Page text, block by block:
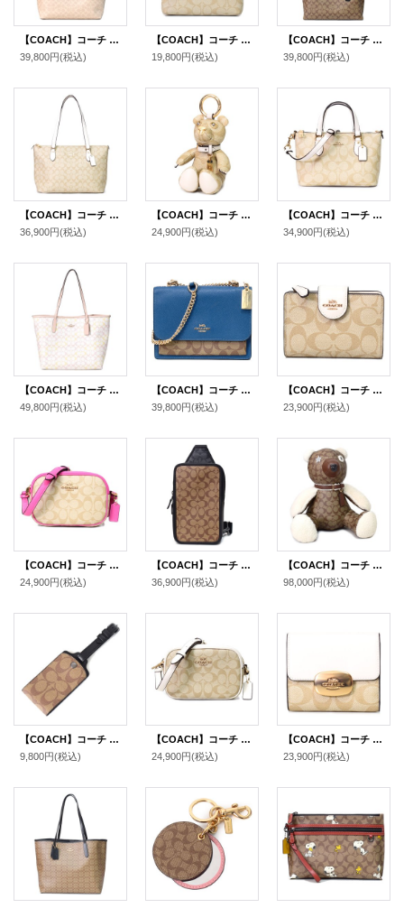
【COACH】コーチ バッグ コーティングキャンバス レザー シグネチャー ロゴ シティ トートバッグ サンド×チャーク〔日本未発売〕
39,800円(税込)
【COACH】コーチ コーティングキャンバス レザー シグネチャー ミニ ローワン ファイル バッグ クロスボディ 斜めがけ ショルダーバッグ ライトカーキ×チャーク〔日本未発売〕
19,800円(税込)
【COACH】コーチ コーティングキャンバス スムースレザー シグネチャー モリー トートバッグ カーキ×ブラック〔日本未発売〕
39,800円(税込)
【COACH】コーチ コーティングキャンバス レザー シグネチャー ギャラリー ジップ トートバッグ ライトカーキ×チャーク〔日本未発売〕
36,900円(税込)
【COACH】コーチ コーティングキャンバス レザー シグネチャー テディ ベアー くま 熊 バッグチャーム キーリング キーホルダー ライトカーキ×チャーク（日本未発売）
24,900円(税込)
【COACH】コーチ コーティングキャンバス レザー シグネチャー ミニ ギャラリー 2WAY クロスボディ ショルダー ハンドバッグ ライトカーキ×チャーク（日本未発売）
34,900円(税込)
【COACH】コーチ バッグ トート コーティングキャンバス レザー シグネチャー ロゴ シティ トートバッグ チャーク×ピンク〔日本未発売〕
49,800円(税込)
【COACH】コーチ クロスグレインレザー コーティングキャンバス シグネチャー クレア チェーン クロスボディ 2way 斜め掛け ショルダー バッグ カーキ×ディープアトランティック（日本未発売）
39,800円(税込)
【COACH】コーチ コーティングキャンバス スムースレザー シグネチャー ミディアム コーナー ジップ ウォレット 二つ折り財布 ライトカーキ×チャーク（日本未発売）
23,900円(税込)
【COACH】コーチ コーティングキャンバス レザー シグネチャー ミニ カメラバッグ クロスボディー ショルダーバッグ ライトカーキ×ペチュニア（日本未発売）
24,900円(税込)
【COACH】コーチ メンズ コーティングキャンバス レザー シグネチャー サリバン パック ワンショルダー バックパック ボディバッグ カーキ×チャコール〔日本未発売〕
36,900円(税込)
【COACH】コーチ コーティングキャンバス ぺブルレザー スムースレザー シアリング 羊毛 シグネチャー テディベア ぬいぐるみ カーキ〔日本未発売〕
98,000円(税込)
【COACH】コーチ コーティングキャンバス カーフレザー シグネチャー ラゲージ ネーム タグ キーホルダー カーキ〔日本未発売〕
9,800円(税込)
【COACH】コーチ コーティングキャンバス レザー シグネチャー ミニ カメラバッグ クロスボディー ショルダーバッグ ライトカーキ×チャーク（日本未発売）
24,900円(税込)
【COACH】コーチ コーティングキャンバス レザー シグネチャー スモール エライザ ロゴ ウォレット 二つ折り財布 ライトカーキ×チャーク【訳あり】〔日本未発売〕
23,900円(税込)